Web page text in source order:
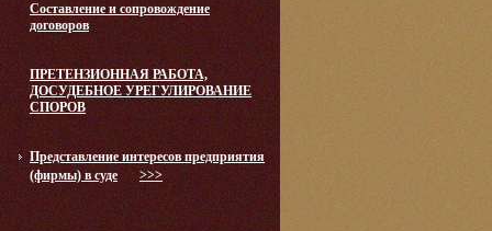
Составление и сопровождение
договоров
ПРЕТЕНЗИОННАЯ РАБОТА,
ДОСУДЕБНОЕ УРЕГУЛИРОВАНИЕ
СПОРОВ
Представление интересов предприятия
(фирмы) в суде
>>>